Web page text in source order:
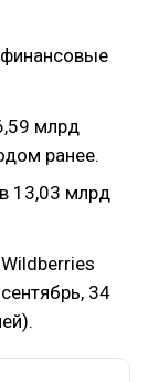
млрд
ранее.
13,03 млрд
34